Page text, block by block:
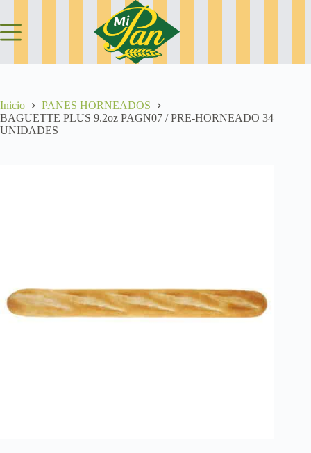
contenido
Inicio
PANES HORNEADOS
BAGUETTE PLUS 9.2oz PAGN07 / PRE-HORNEADO 34
UNIDADES